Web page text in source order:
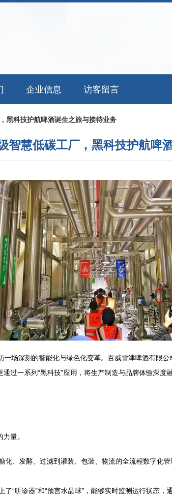
企业信息 访客留言
黑科技护航啤酒诞生之旅与接待业务
智慧低碳工厂，黑科技护航啤
一场深刻的智能化与绿色化变革。百威雪津啤酒有限
过一系列“黑科技”应用，将生产制造与品牌体验深
量。
化、发酵、过滤到灌装、包装、物流的全流程数字化
“听诊器”和“预言水晶球”，能够实时监测运行状态